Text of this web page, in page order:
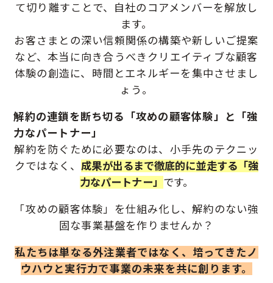
て切り離すことで、自社のコアメンバーを解放し
ます。
お客さまとの深い信頼関係の構築や新しいご提案
など、本当に向き合うべきクリエイティブな顧客
体験の創造に、時間とエネルギーを集中させまし
ょう。
解約の連鎖を断ち切る「攻めの顧客体験」と「強
力なパートナー」
解約を防ぐために必要なのは、小手先のテクニッ
クではなく、 成果が出るまで徹底的に並走する「強
力なパートナー」 です。
「攻めの顧客体験」を仕組み化し、解約のない強
固な事業基盤を作りませんか？
私たちは単なる外注業者ではなく、培ってきたノ
ウハウと実行力で事業の未来を共に創ります。